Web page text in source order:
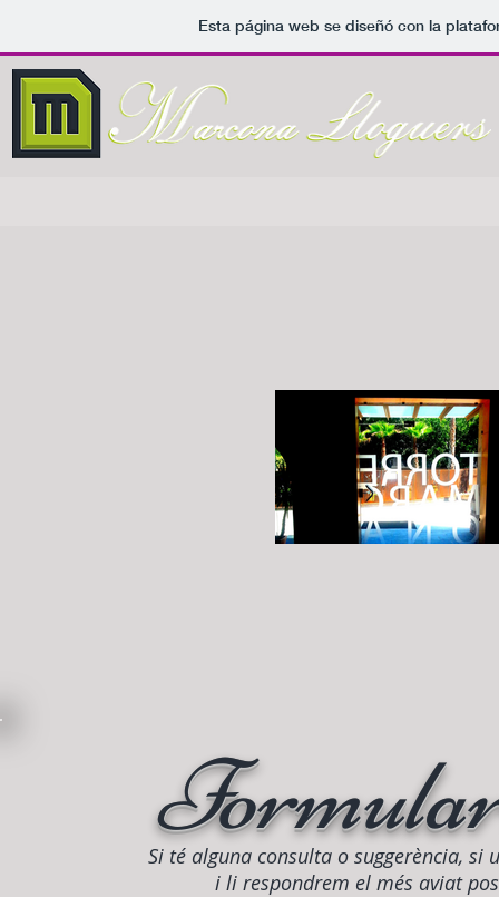
Esta página web se diseñó con la
Si té alguna consulta o suggerència,
i li respondrem el més aviat